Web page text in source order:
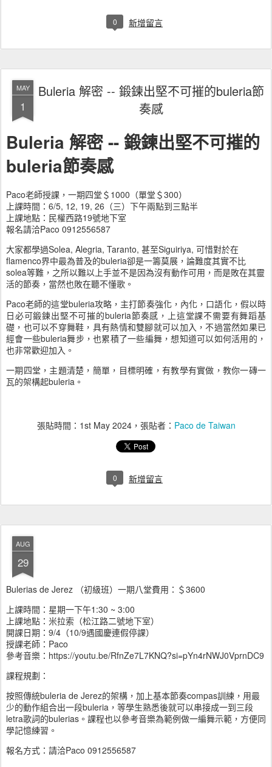
0 新增留言
MAY
1
Buleria 解密 -- 鍛鍊出堅不可摧的buleria節
奏感
Buleria 解密 -- 鍛鍊出堅不可摧的
buleria節奏感
Paco老師授課，一期四堂＄1000（單堂＄300）
上課時間：6/5, 12, 19, 26（三）下午兩點到三點半
上課地點：民權西路19號地下室
報名請洽Paco 0912556587
大家都學過Solea, Alegria, Taranto, 甚至Siguiriya, 可惜對於在
flamenco界中最為普及的buleria卻是一籌莫展，論難度其實不比
solea等難，之所以難以上手並不是因為沒有動作可用，而是敗在其靈
活的節奏，當然也敗在聽不懂歌。
Paco老師的這堂buleria攻略，主打節奏強化，內化，口語化，假以時
日必可鍛鍊出堅不可摧的buleria節奏感，上這堂課不需要有舞蹈基
礎，也可以不穿舞鞋，具有熱情和雙腳就可以加入，不過當然如果已
經會一些buleria舞步，也累積了一些編舞，想知道可以如何活用的，
也非常歡迎加入。
一期四堂，主題清楚，簡單，目標明確，有教學有實做，教你一磚一
瓦的架構起buleria。
張貼時間： 1st May 2024，張貼者： Paco de Taiwan
0 新增留言
AUG
29
Bulerias de Jerez （初級班）一期八堂費用：＄3600
上課時間：星期一下午1:30 ~ 3:00
上課地點：米拉索（松江路二號地下室）
開課日期：9/4（10/9遇國慶連假停課）
授課老師：Paco
參考音樂：https://youtu.be/RfnZe7L7KNQ?si=pYn4rNWJ0VprnDC9
課程規劃：
按照傳統buleria de Jerez的架構，加上基本節奏compas訓練，用最
少的動作組合出一段buleria，等學生熟悉後就可以串接成一到三段
letra歌詞的bulerias。課程也以參考音樂為範例做一編舞示範，方便同
學記憶練習。
報名方式：請洽Paco 0912556587